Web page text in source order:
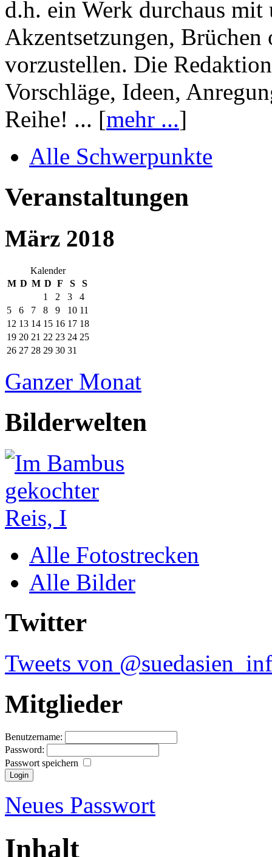
d.h. ein Werk durchaus mit
Akzentsetzungen, Brüchen
vorzustellen. Die
Vorschläge, Ideen,
Reihe! ... [mehr ...]
Alle Schwerpunkte
Veranstaltungen
März 2018
Kalender
M D M D F S
S
1
2 3
4
5
6 7 8 9 10 11
12 13 14 15 16 17 18
19 20 21 22 23 24 25
26 27 28 29 30 31
Ganzer Monat
Bilderwelten
Alle Fotostrecken
Alle Bilder
Twitter
Tweets von
Mitglieder
Benutzername:
Password:
Passwort speichern
Neues Passwort
Inhalt